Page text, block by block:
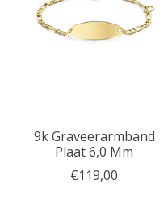
9k Graveerarmband
Plaat 6,0 Mm
€119,00